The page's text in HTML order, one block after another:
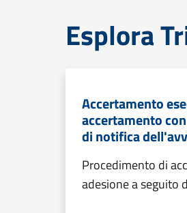
Esplora
Accertamento
accertamento
di notifica
Procedimento di
adesione a seguito